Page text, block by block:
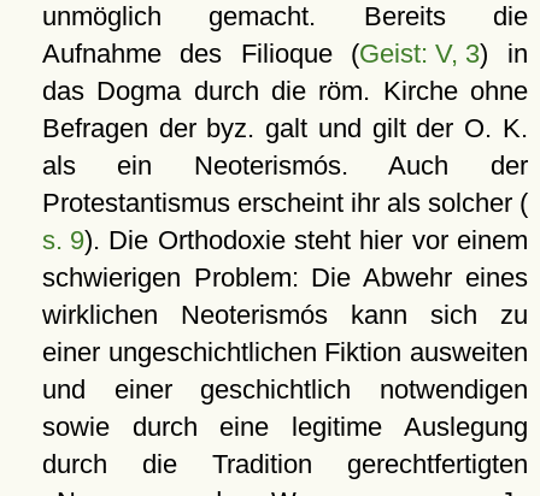
unmöglich gemacht. Bereits die
Aufnahme des Filioque (Geist: V, 3) in
das Dogma durch die röm. Kirche ohne
Befragen der byz. galt und gilt der O. K.
als ein Neoterismós. Auch der
Protestantismus erscheint ihr als solcher (
s. 9). Die Orthodoxie steht hier vor einem
schwierigen Problem: Die Abwehr eines
wirklichen Neoterismós kann sich zu
einer ungeschichtlichen Fiktion ausweiten
und einer geschichtlich notwendigen
sowie durch eine legitime Auslegung
durch die Tradition gerechtfertigten